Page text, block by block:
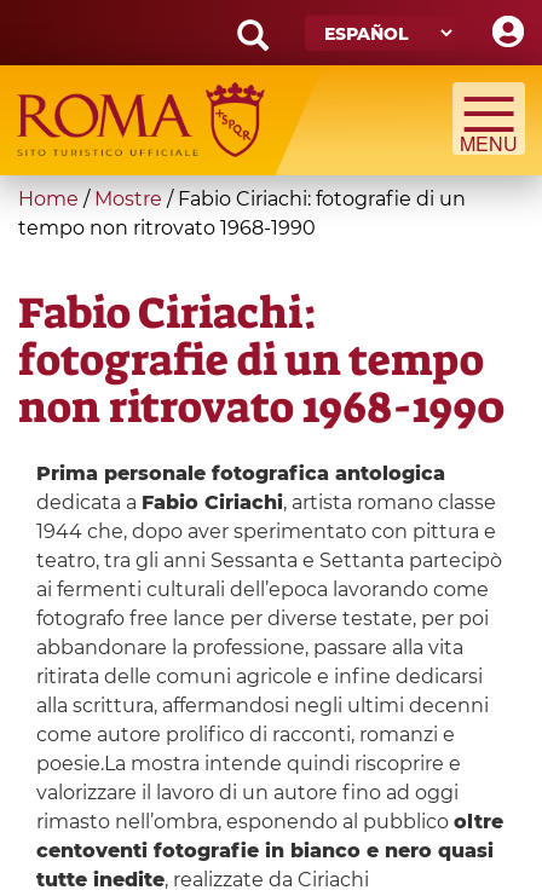
main
content
Search
form
Búsqueda
You
are
Home / Mostre / Fabio Ciriachi: fotografie di un
tempo non ritrovato 1968-1990
Fabio Ciriachi:
fotografie di un tempo
non ritrovato 1968-1990
Prima personale fotografica antologica
dedicata a Fabio Ciriachi, artista romano classe
1944 che, dopo aver sperimentato con pittura e
teatro, tra gli anni Sessanta e Settanta partecipò
ai fermenti culturali dell’epoca lavorando come
fotografo free lance per diverse testate, per poi
abbandonare la professione, passare alla vita
ritirata delle comuni agricole e infine dedicarsi
alla scrittura, affermandosi negli ultimi decenni
come autore prolifico di racconti, romanzi e
poesie.La mostra intende quindi riscoprire e
valorizzare il lavoro di un autore fino ad oggi
rimasto nell’ombra, esponendo al pubblico oltre
centoventi fotografie in bianco e nero quasi
tutte inedite, realizzate da Ciriachi